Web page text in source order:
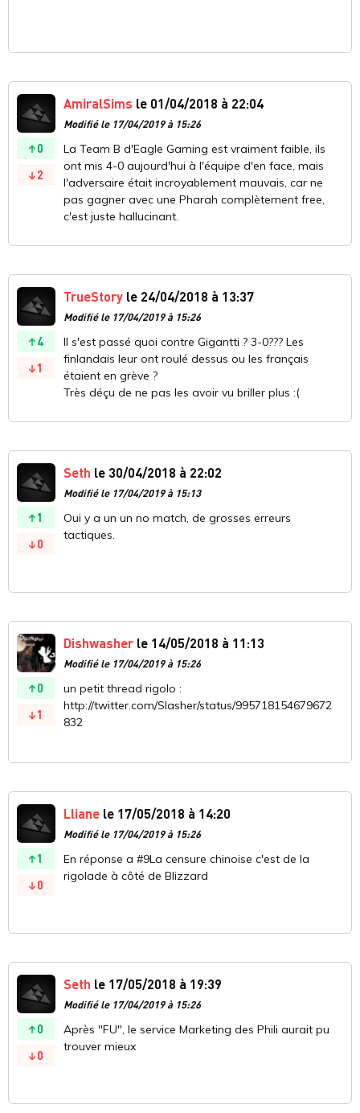
0
2
AmiralSims le 01/04/2018 à 22:04
Modifié le 17/04/2019 à 15:26
La Team B d'Eagle Gaming est vraiment faible, ils
ont mis 4-0 aujourd'hui à l'équipe d'en face, mais
l'adversaire était incroyablement mauvais, car ne
pas gagner avec une Pharah complètement free,
c'est juste hallucinant.
4
1
TrueStory le 24/04/2018 à 13:37
Modifié le 17/04/2019 à 15:26
Il s'est passé quoi contre Gigantti ? 3-0??? Les
finlandais leur ont roulé dessus ou les français
étaient en grève ?
Très déçu de ne pas les avoir vu briller plus :(
1
0
Seth le 30/04/2018 à 22:02
Modifié le 17/04/2019 à 15:13
Oui y a un un no match, de grosses erreurs
tactiques.
0
1
Dishwasher le 14/05/2018 à 11:13
Modifié le 17/04/2019 à 15:26
un petit thread rigolo :
http://twitter.com/Slasher/status/995718154679672
832
1
0
Lliane le 17/05/2018 à 14:20
Modifié le 17/04/2019 à 15:26
En réponse a #9La censure chinoise c'est de la
rigolade à côté de Blizzard
0
0
Seth le 17/05/2018 à 19:39
Modifié le 17/04/2019 à 15:26
Après "FU", le service Marketing des Phili aurait pu
trouver mieux